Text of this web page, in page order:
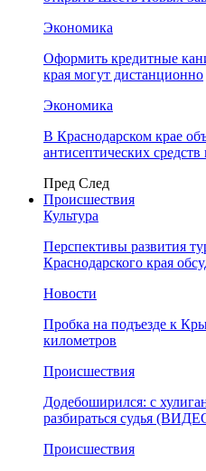
Экономика
Оформить кредитные
края могут дистанционно
Экономика
В Краснодарском крае
антисептических
Пред След
Происшествия
Культура
Перспективы развития
Краснодарского края
Новости
Пробка на подъезде к
километров
Происшествия
Додебоширился: с
разбираться судья
Происшествия